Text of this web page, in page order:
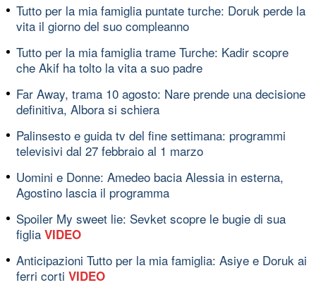
Tutto per la mia famiglia puntate turche: Doruk perde la
vita il giorno del suo compleanno
Tutto per la mia famiglia trame Turche: Kadir scopre
che Akif ha tolto la vita a suo padre
Far Away, trama 10 agosto: Nare prende una decisione
definitiva, Albora si schiera
Palinsesto e guida tv del fine settimana: programmi
televisivi dal 27 febbraio al 1 marzo
Uomini e Donne: Amedeo bacia Alessia in esterna,
Agostino lascia il programma
Spoiler My sweet lie: Sevket scopre le bugie di sua
figlia VIDEO
Anticipazioni Tutto per la mia famiglia: Asiye e Doruk ai
ferri corti VIDEO